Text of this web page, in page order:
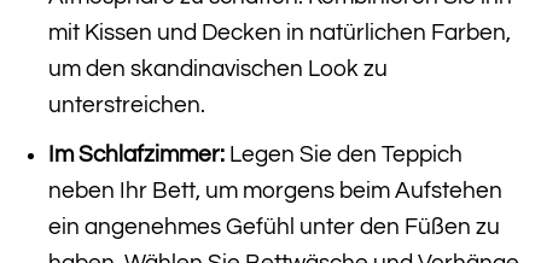
mit Kissen und Decken in natürlichen Farben,
um den skandinavischen Look zu
unterstreichen.
Im Schlafzimmer:Legen Sie den Teppich
neben Ihr Bett, um morgens beim Aufstehen
ein angenehmes Gefühl unter den Füßen zu